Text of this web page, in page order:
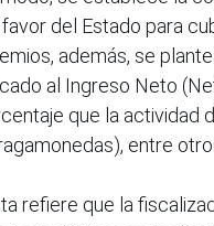
del Estado para
además, se
al Ingreso Neto
que la actividad
entre
refiere que la